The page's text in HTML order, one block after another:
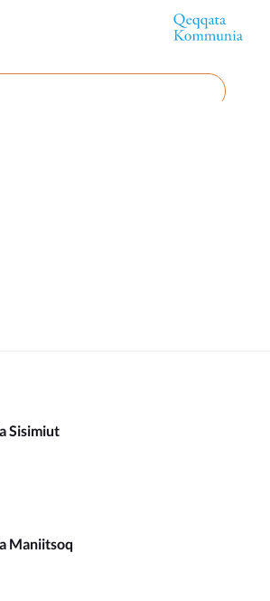
Sisimiut
Maniitsoq